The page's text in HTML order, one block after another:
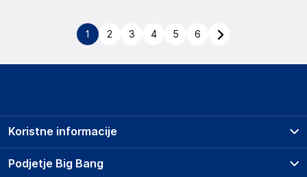
1 2 3 4 5 6
Podjetje Big Bang
Koristne informacije
Prodajna mesta